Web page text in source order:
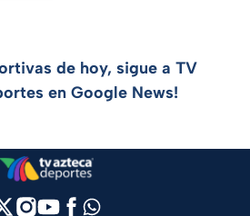
de hoy, sigue a TV
en Google News!